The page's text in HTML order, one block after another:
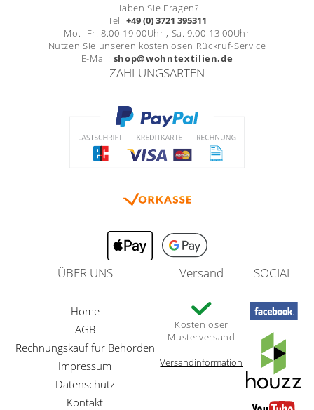
Haben Sie Fragen?
Tel.: +49 (0) 3721 395311
Mo. -Fr. 8.00-19.00Uhr , Sa. 9.00-13.00Uhr
Nutzen Sie unseren kostenlosen Rückruf-Service
E-Mail: shop@wohntextilien.de
ZAHLUNGSARTEN
ÜBER UNS
Home
AGB
Rechnungskauf für Behörden
Impressum
Datenschutz
Kontakt
Versand
Kostenloser
Musterversand
Versandinformation
SOCIAL